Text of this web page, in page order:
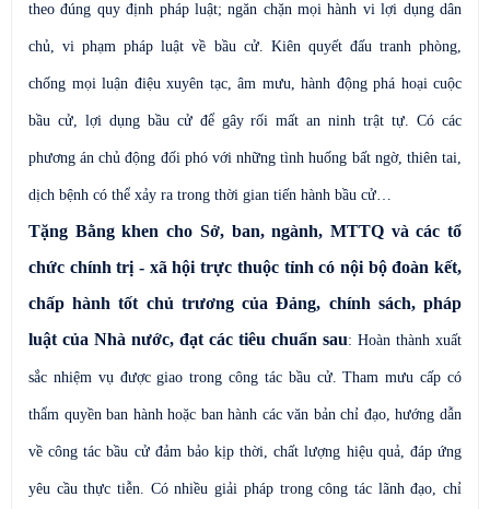
theo đúng quy định pháp luật; ngăn chặn mọi hành vi lợi dụng dân
chủ, vi phạm pháp luật về bầu cử. Kiên quyết đấu tranh phòng,
chống mọi luận điệu xuyên tạc, âm mưu, hành động phá hoại cuộc
bầu cử, lợi dụng bầu cử để gây rối mất an ninh trật tự. Có các
phương án chủ động đối phó với những tình huống bất ngờ, thiên tai,
dịch bệnh có thể xảy ra trong thời gian tiến hành bầu cử…
Tặng Bằng khen cho Sở, ban, ngành, MTTQ và các tổ
chức chính trị - xã hội trực thuộc tỉnh có nội bộ đoàn kết,
chấp hành tốt chủ trương của Đảng, chính sách, pháp
luật của Nhà nước, đạt các tiêu chuẩn sau: Hoàn thành xuất
sắc nhiệm vụ được giao trong công tác bầu cử. Tham mưu cấp có
thẩm quyền ban hành hoặc ban hành các văn bản chỉ đạo, hướng dẫn
về công tác bầu cử đảm bảo kịp thời, chất lượng hiệu quả, đáp ứng
yêu cầu thực tiễn. Có nhiều giải pháp trong công tác lãnh đạo, chỉ